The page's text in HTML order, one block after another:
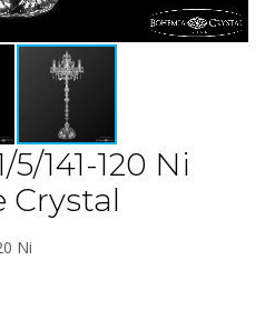
141-120 Ni
Crystal
Ni